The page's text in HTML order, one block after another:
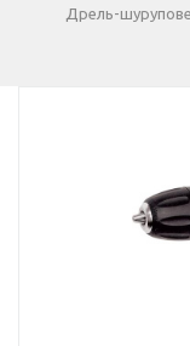
Дрель-